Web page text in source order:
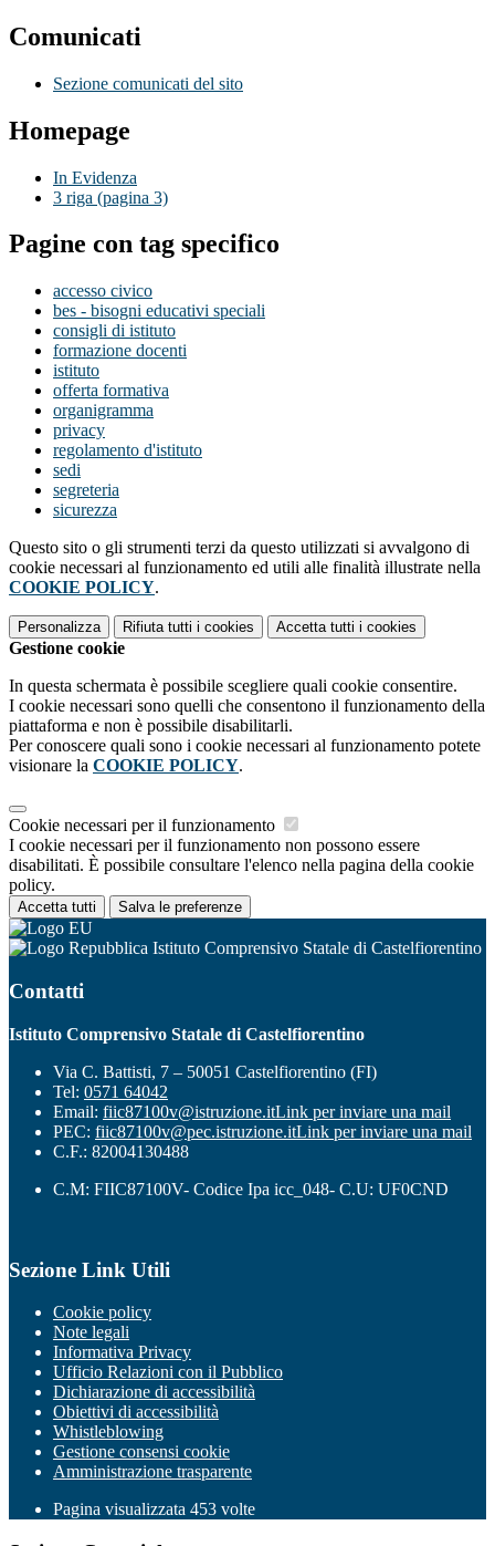
Comunicati
Sezione comunicati del sito
Homepage
In Evidenza
3 riga (pagina 3)
Pagine con tag specifico
accesso civico
bes - bisogni educativi speciali
consigli di istituto
formazione docenti
istituto
offerta formativa
organigramma
privacy
regolamento d'istituto
sedi
segreteria
sicurezza
Questo sito o gli strumenti terzi da questo utilizzati si avvalgono di
cookie necessari al funzionamento ed utili alle finalità illustrate nella
COOKIE POLICY.
Personalizza Rifiuta tutti i cookies Accetta tutti i cookies
Gestione cookie
In questa schermata è possibile scegliere quali cookie consentire.
I cookie necessari sono quelli che consentono il funzionamento della
piattaforma e non è possibile disabilitarli.
Per conoscere quali sono i cookie necessari al funzionamento potete
visionare la COOKIE POLICY.
Cookie necessari per il funzionamento
I cookie necessari per il funzionamento non possono essere
disabilitati. È possibile consultare l'elenco nella pagina della cookie
policy.
Accetta tutti Salva le preferenze
Istituto Comprensivo Statale di Castelfiorentino
Contatti
Istituto Comprensivo Statale di Castelfiorentino
Via C. Battisti, 7 – 50051 Castelfiorentino (FI)
Tel: 0571 64042
Email: fiic87100v@istruzione.itLink per inviare una mail
PEC: fiic87100v@pec.istruzione.itLink per inviare una mail
C.F.: 82004130488
C.M: FIIC87100V- Codice Ipa icc_048- C.U: UF0CND
Sezione Link Utili
Cookie policy
Note legali
Informativa Privacy
Ufficio Relazioni con il Pubblico
Dichiarazione di accessibilità
Obiettivi di accessibilità
Whistleblowing
Gestione consensi cookie
Amministrazione trasparente
Pagina visualizzata 453 volte